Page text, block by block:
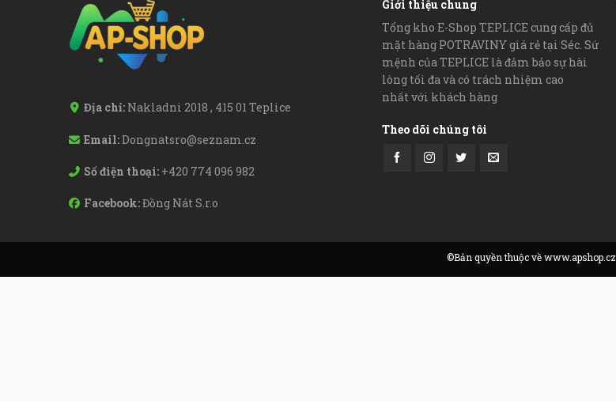
Địa chỉ: Nakladni 2018 , 415 01 Teplice
Email:Dongnatsro@seznam.cz
Số điện thoại: +420 774 096 982
Facebook:Đồng Nát S.r.o
Giới thiệu chung
Tổng kho E-Shop TEPLICE cung cấp đủ
mặt hàng POTRAVINY giá rẻ tại Séc. Sứ
mệnh của TEPLICE là đảm bảo sự hài
lòng tối đa và có trách nhiệm cao
nhất với khách hàng
Theo dõi chúng tôi
©Bản quyền thuộc về www.apshop.cz